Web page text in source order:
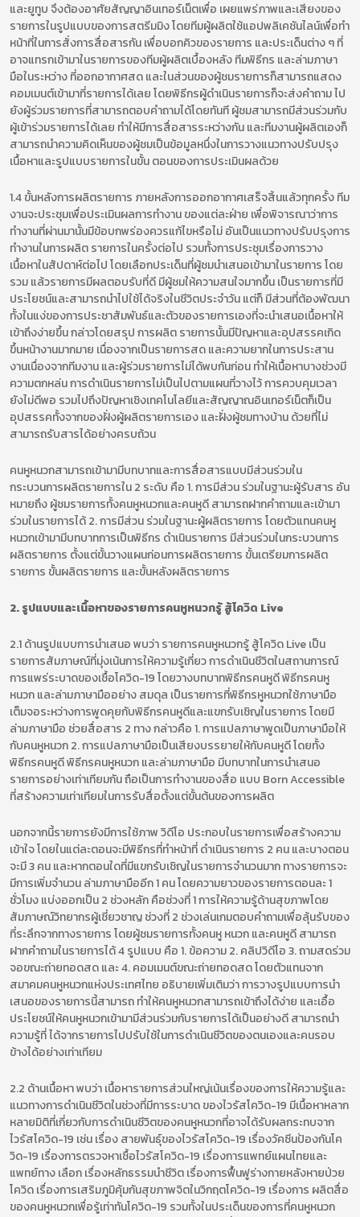
และยูทูบ จึงต้องอาศัยสัญญาอินเทอร์เน็ตเพื่อ เผยแพร่ภาพและเสียงของ
รายการในรูปแบบของการสตรีมมิง โดยทีมผู้ผลิตใช้แอปพลิเคชันไลน์เพื่อทำ
หน้าที่ในการสั่งการสื่อสารกัน เพื่อบอกคิวของรายการ และประเด็นต่าง ๆ ที่
อาจแทรกเข้ามาในรายการของทีมผู้ผลิตเบื้องหลัง ทีมพิธีกร และล่ามภาษา
มือในระหว่าง ที่ออกอากาศสด และในส่วนของผู้ชมรายการก็สามารถแสดง
คอมเมนต์เข้ามาที่รายการได้เลย โดยพิธีกรผู้ดำเนินรายการก็จะส่งคำถาม ไป
ยังผู้ร่วมรายการที่สามารถตอบคำถามได้โดยทันที ผู้ชมสามารถมีส่วนร่วมกับ
ผู้เข้าร่วมรายการได้เลย ทำให้มีการสื่อสารระหว่างกัน และทีมงานผู้ผลิตเองก็
สามารถนำความคิดเห็นของผู้ชมเป็นข้อมูลหนึ่งในการวางแนวทางปรับปรุง
เนื้อหาและรูปแบบรายการในขั้น ตอนของการประเมินผลด้วย
1.4 ขั้นหลังการผลิตรายการ ภายหลังการออกอากาศเสร็จสิ้นแล้วทุกครั้ง ทีม
งานจะประชุมเพื่อประเมินผลการทำงาน ของแต่ละฝ่าย เพื่อพิจารณาว่าการ
ทำงานที่ผ่านมานั้นมีข้อบกพร่องควรแก้ไขหรือไม่ อันเป็นแนวทางปรับปรุงการ
ทำงานในการผลิต รายการในครั้งต่อไป รวมทั้งการประชุมเรื่องการวาง
เนื้อหาในสัปดาห์ต่อไป โดยเลือกประเด็นที่ผู้ชมนำเสนอเข้ามาในรายการ โดย
รวม แล้วรายการมีผลตอบรับที่ดี มีผู้ชมให้ความสนใจมากขึ้น เป็นรายการที่มี
ประโยชน์และสามารถนำไปใช้ได้จริงในชีวิตประจำวัน แต่ก็ มีส่วนที่ต้องพัฒนา
ทั้งในแง่ของการประชาสัมพันธ์และตัวของรายการเองที่จะนำเสนอเนื้อหาให้
เข้าถึงง่ายขึ้น กล่าวโดยสรุป การผลิต รายการนั้นมีปัญหาและอุปสรรคเกิด
ขึ้นหน้างานมากมาย เนื่องจากเป็นรายการสด และความยากในการประสาน
งานเนื่องจากทีมงาน และผู้ร่วมรายการไม่ได้พบกันก่อน ทำให้เนื้อหาบางช่วงมี
ความตกหล่น การดำเนินรายการไม่เป็นไปตามแผนที่วางไว้ การควบคุมเวลา
ยังไม่ดีพอ รวมไปถึงปัญหาเชิงเทคโนโลยีและสัญญาณอินเทอร์เน็ตก็เป็น
อุปสรรคทั้งจากของฝั่งผู้ผลิตรายการเอง และฝั่งผู้ชมทางบ้าน ด้วยที่ไม่
สามารถรับสารได้อย่างครบถ้วน
คนหูหนวกสามารถเข้ามามีบทบาทและการสื่อสารแบบมีส่วนร่วมใน
กระบวนการผลิตรายการใน 2 ระดับ คือ 1. การมีส่วน ร่วมในฐานะผู้รับสาร อัน
หมายถึง ผู้ชมรายการทั้งคนหูหนวกและคนหูดี สามารถฝากคำถามและเข้ามา
ร่วมในรายการได้ 2. การมีส่วน ร่วมในฐานะผู้ผลิตรายการ โดยตัวแทนคนหู
หนวกเข้ามามีบทบาทการเป็นพิธีกร ดำเนินรายการ มีส่วนร่วมในกระบวนการ
ผลิตรายการ ตั้งแต่ขั้นวางแผนก่อนการผลิตรายการ ขั้นเตรียมการผลิต
รายการ ขั้นผลิตรายการ และขั้นหลังผลิตรายการ
2. รูปแบบและเนื้อหาของรายการคนหูหนวกรู้ สู้โควิด Live
2.1 ด้านรูปแบบการนำเสนอ พบว่า รายการคนหูหนวกรู้ สู้โควิด Live เป็น
รายการสัมภาษณ์ที่มุ่งเน้นการให้ความรู้เกี่ยว การดำเนินชีวิตในสถานการณ์
การแพร่ระบาดของเชื้อโควิด-19 โดยวางบทบาทพิธีกรคนหูดี พิธีกรคนหู
หนวก และล่ามภาษามืออย่าง สมดุล เป็นรายการที่พิธีกรหูหนวกใช้ภาษามือ
เต็มจอระหว่างการพูดคุยกับพิธีกรคนหูดีและแขกรับเชิญในรายการ โดยมี
ล่ามภาษามือ ช่วยสื่อสาร 2 ทาง กล่าวคือ 1. การแปลภาษาพูดเป็นภาษามือให้
กับคนหูหนวก 2. การแปลภาษามือเป็นเสียงบรรยายให้กับคนหูดี โดยทั้ง
พิธีกรคนหูดี พิธีกรคนหูหนวก และล่ามภาษามือ มีบทบาทในการนำเสนอ
รายการอย่างเท่าเทียมกัน ถือเป็นการทำงานของสื่อ แบบ Born Accessible
ที่สร้างความเท่าเทียมในการรับสื่อตั้งแต่ขั้นต้นของการผลิต
นอกจากนี้รายการยังมีการใช้ภาพ วิดีโอ ประกอบในรายการเพื่อสร้างความ
เข้าใจ โดยในแต่ละตอนจะมีพิธีกรที่ทำหน้าที่ ดำเนินรายการ 2 คน และบางตอน
จะมี 3 คน และหากตอนใดที่มีแขกรับเชิญในรายการจำนวนมาก ทางรายการจะ
มีการเพิ่มจำนวน ล่ามภาษามืออีก 1 คน โดยความยาวของรายการตอนละ 1
ชั่วโมง แบ่งออกเป็น 2 ช่วงหลัก คือช่วงที่ 1 การให้ความรู้ด้านสุขภาพโดย
สัมภาษณ์วิทยากรผู้เชี่ยวชาญ ช่วงที่ 2 ช่วงเล่นเกมตอบคำถามเพื่อลุ้นรับของ
ที่ระลึกจากทางรายการ โดยผู้ชมรายการทั้งคนหู หนวก และคนหูดี สามารถ
ฝากคำถามในรายการได้ 4 รูปแบบ คือ 1. ข้อความ 2. คลิปวิดีโอ 3. ถามสดร่วม
จอขณะถ่ายทอดสด และ 4. คอมเมนต์ขณะถ่ายทอดสด โดยตัวแทนจาก
สมาคมคนหูหนวกแห่งประเทศไทย อธิบายเพิ่มเติมว่า การวางรูปแบบการนำ
เสนอของรายการนี้สามารถ ทำให้คนหูหนวกสามารถเข้าถึงได้ง่าย และเอื้อ
ประโยชน์ให้คนหูหนวกเข้ามามีส่วนร่วมกับรายการได้เป็นอย่างดี สามารถนำ
ความรู้ที่ ได้จากรายการไปปรับใช้ในการดำเนินชีวิตของตนเองและคนรอบ
ข้างได้อย่างเท่าเทียม
2.2 ด้านเนื้อหา พบว่า เนื้อหารายการส่วนใหญ่เน้นเรื่องของการให้ความรู้และ
แนวทางการดำเนินชีวิตในช่วงที่มีการระบาด ของไวรัสโควิด-19 มีเนื้อหาหลาก
หลายมิติที่เกี่ยวกับการดำเนินชีวิตของคนหูหนวกที่อาจได้รับผลกระทบจาก
ไวรัสโควิด-19 เช่น เรื่อง สายพันธุ์ของไวรัสโควิด-19 เรื่องวัคซีนป้องกันโค
วิด-19 เรื่องการตรวจหาเชื้อไวรัสโควิด-19 เรื่องการแพทย์แผนไทยและ
แพทย์ทาง เลือก เรื่องหลักธรรมนำชีวิต เรื่องการฟื้นฟูร่างกายหลังหายป่วย
โควิด เรื่องการเสริมภูมิคุ้มกันสุขภาพจิตในวิกฤตโควิด-19 เรื่องการ ผลิตสื่อ
ของคนหูหนวกเพื่อรู้เท่าทันโควิด-19 รวมทั้งในประเด็นของการที่คนหูหนวก